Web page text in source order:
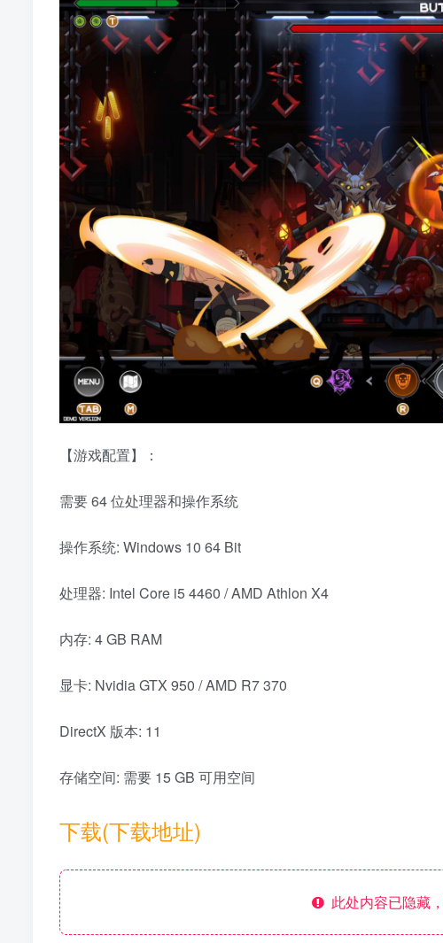
【游戏配置】：
需要 64 位处理器和操作系统
操作系统: Windows 10 64 Bit
处理器: Intel Core i5 4460 / AMD Athlon X4
内存: 4 GB RAM
显卡: Nvidia GTX 950 / AMD R7 370
DirectX 版本: 11
存储空间: 需要 15 GB 可用空间
下载(下载地址)
此处内容已隐藏